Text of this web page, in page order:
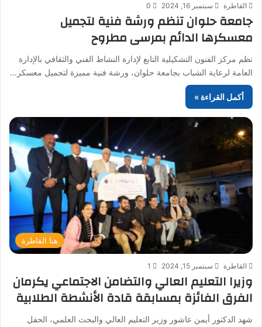
القاطرة سبتمبر 16, 2024 0
جامعة حلوان تنظم ورشة فنية لتجميل
معسكرها الدائم بمرسى مطروح
نظم مركز الفنون التشكيلية التابع لإدارة النشاط الفني والثقافي بالإدارة
العامة لرعاية الشباب بجامعة حلوان، ورشة فنية مميزة لتجميل معسكر…
أكمل القراءة »
هنا القاطرة
القاطرة سبتمبر 15, 2024 1
وزيرا التعليم العالي والتضامن الاجتماعي يكرمان
الفرق الفائزة بمسابقة قادة الأنشطة الطلابية
شهد الدكتور أيمن عاشور وزير التعليم العالي والبحث العلمي، الحفل